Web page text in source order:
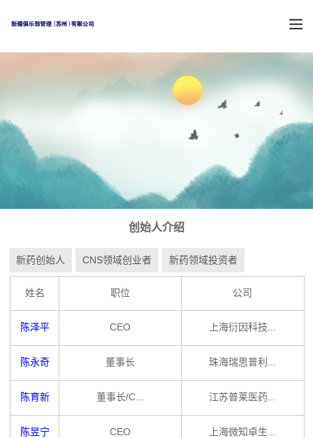
创始人介绍
新药创始人 CNS领域创业者 新药领域投资者
姓名 职位 公司
陈泽平 CEO 上海衍因科技...
陈永奇 董事长 珠海瑞思普利...
陈育新 董事长/C... 江苏普莱医药...
陈昱宁 CEO 上海微知卓生...